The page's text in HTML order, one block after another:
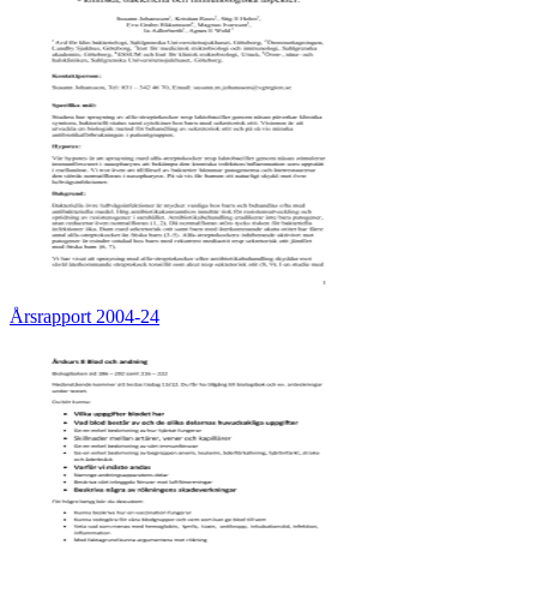
Årsrapport 2004-24